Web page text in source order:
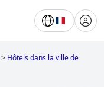
> Hôtels dans la ville de